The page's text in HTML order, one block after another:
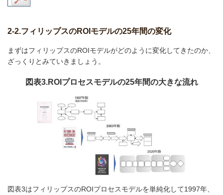
2-2.フィリップスのROIモデルの25年間の変化
まずはフィリップスのROIモデルがどのように変化してきたのか、
ざっくりとみていきましょう。
図表3.ROIプロセスモデルの25年間の大きな流れ
図表3はフィリップスのROIプロセスモデルを単純化して1997年、